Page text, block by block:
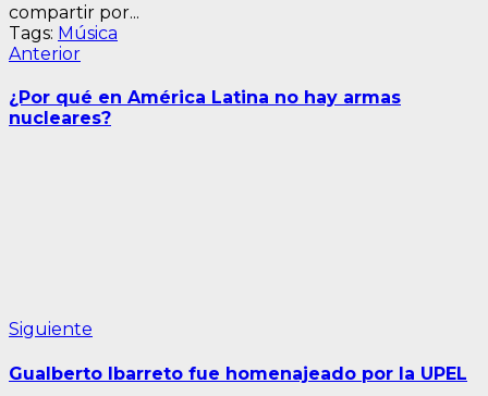
compartir por...
Tags: Música
Navegación
de
entradas
AnteriorEntrada
¿Por qué en América Latina no hay armas
nucleares?
Siguiente
Gualberto Ibarreto fue homenajeado por la UPEL